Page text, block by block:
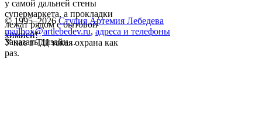
у самой дальней стены
супермаркета, а прокладки
лежат рядом с бытовой
химией!
У нас в ТЦ такая охрана как
раз.
© 1995–2026 Студия Артемия Лебедева
mailbox@artlebedev.ru, адреса и телефоны
Заказать дизайн...